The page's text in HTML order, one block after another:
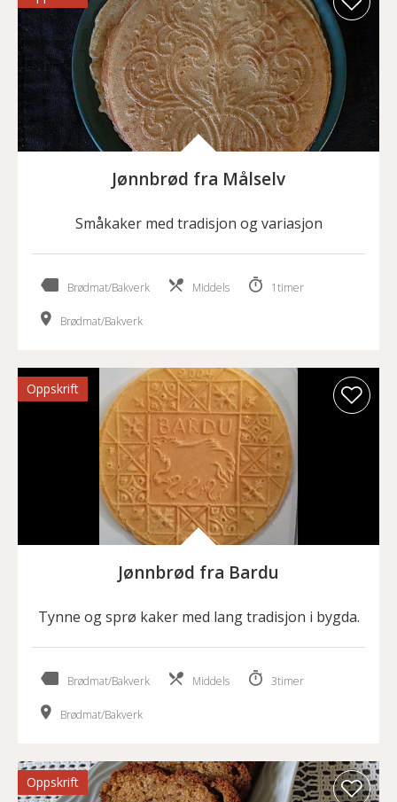
Jønnbrød fra Målselv
Småkaker med tradisjon og variasjon
Brødmat/Bakverk Middels 1timer
Brødmat/Bakverk
Oppskrift
Jønnbrød fra Bardu
Tynne og sprø kaker med lang tradisjon i bygda.
Brødmat/Bakverk Middels 3timer
Brødmat/Bakverk
Oppskrift